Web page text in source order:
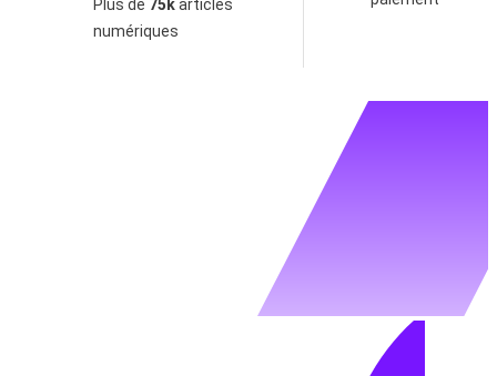
Plus de 75karticles
numériques